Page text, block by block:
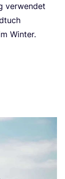
ver­wen­det
Winter.